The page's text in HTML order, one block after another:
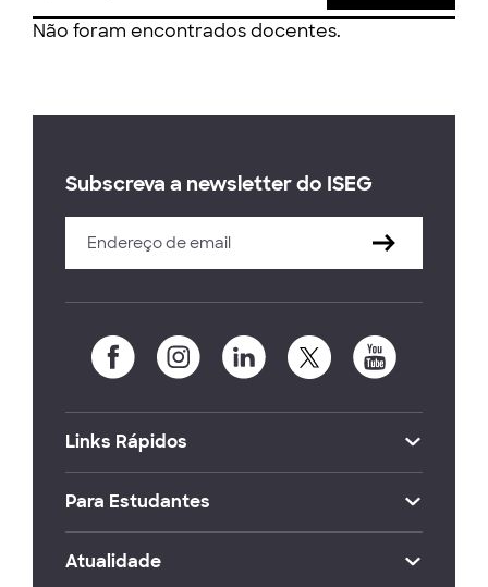
Não foram encontrados docentes.
Subscreva a newsletter do ISEG
Links Rápidos
Para Estudantes
Atualidade